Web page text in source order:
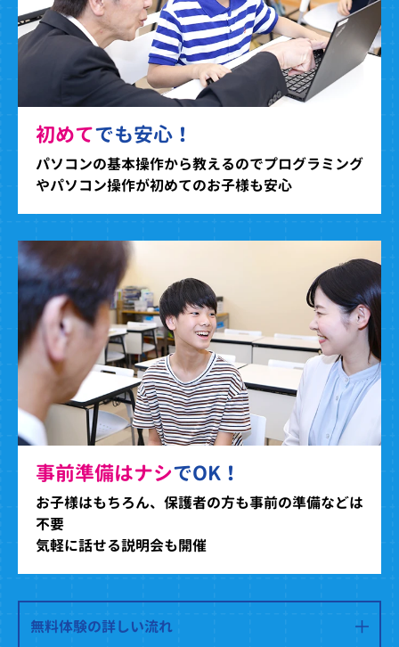
初めてでも安心！
パソコンの基本操作から教えるのでプログラミング
やパソコン操作が初めてのお子様も安心
事前準備はナシでOK！
お子様はもちろん、保護者の方も事前の準備などは
不要
気軽に話せる説明会も開催
無料体験の詳しい流れ